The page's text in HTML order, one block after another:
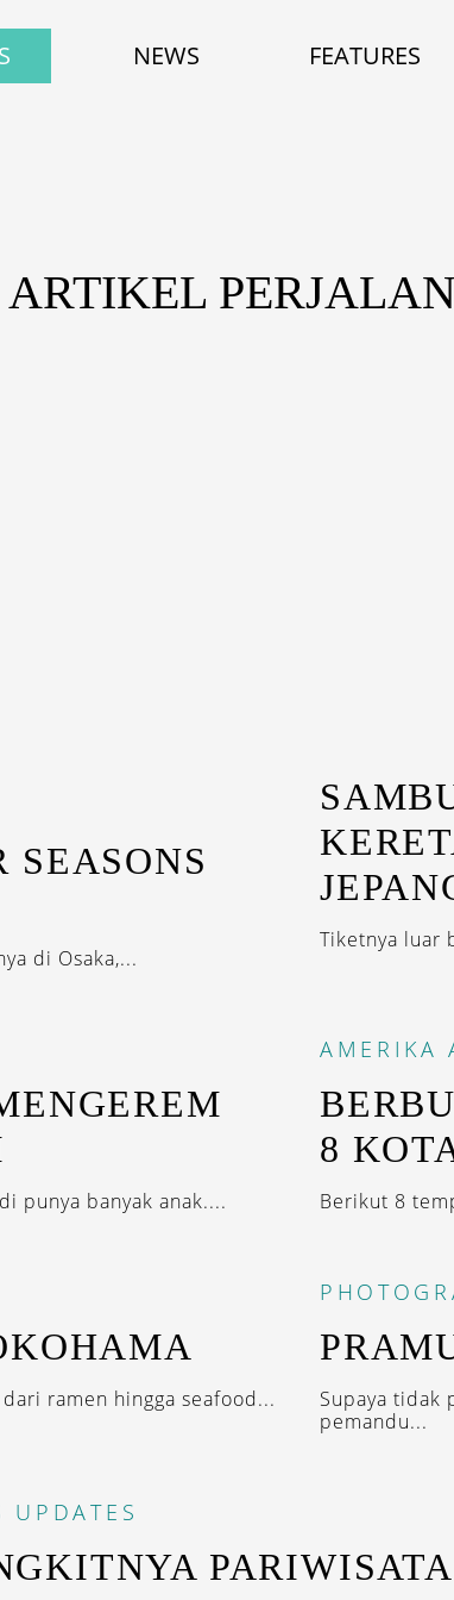
NEWS FEATURES
SEASONS
di Osaka,...
Tiketnya luar
punya banyak anak....
AMERIKA
8
Berikut 8
ramen hingga seafood...
Supaya tidak
pemandu...
UPDATES